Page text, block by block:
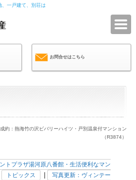
、一戸建て、別荘は
お問合せはこちら
約：熱海竹の沢ビバリーハイツ・戸別温泉付マンション
（R3874）
トプラザ湯河原八番館・生活便利なマン
トピックス
写真更新：ヴィンテー